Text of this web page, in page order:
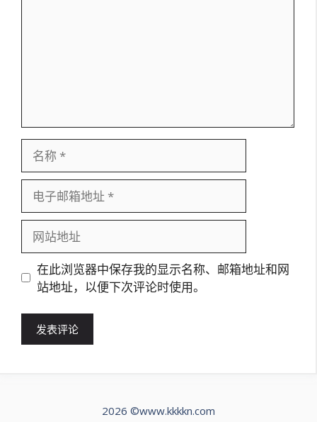
邮
地
址
址
在此浏览器中保存我的显示名称、邮箱地址和网
站地址，以便下次评论时使用。
2026 ©️www.kkkkn.com